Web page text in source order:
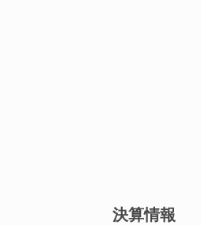
決算情報